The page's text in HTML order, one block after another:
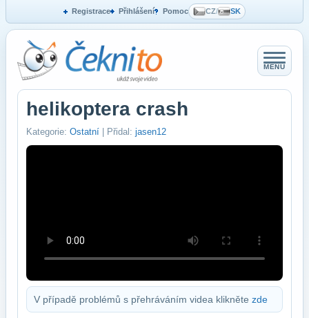
Registrace Přihlášení Pomoc CZ/ SK
MENU
helikoptera crash
Kategorie: Ostatní | Přidal: jasen12
V případě problémů s přehráváním videa klikněte zde